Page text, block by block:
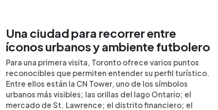
Una ciudad para recorrer entre
íconos urbanos y ambiente futbolero
Para una primera visita, Toronto ofrece varios puntos
reconocibles que permiten entender su perfil turístico.
Entre ellos están la CN Tower, uno de los símbolos
urbanos más visibles; las orillas del lago Ontario; el
mercado de St. Lawrence; el distrito financiero; el